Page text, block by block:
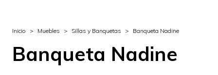
Inicio > Muebles > Sillas y Banquetas > Banqueta Nadine
Banqueta Nadine